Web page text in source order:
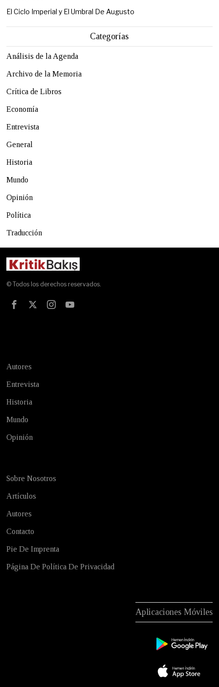
El Ciclo Imperial y El Umbral De Augusto
Categorías
Análisis de la Agenda
Archivo de la Memoria
Crítica de Libros
Economía
Entrevista
General
Historia
Mundo
Opinión
Política
Traducción
© Todos los derechos reservados.
Autores
Entrevista
Historia
Mundo
Opinión
Sobre Nosotros
Artículos
Autores
Contacto
Pie De Imprenta
Página De Política De Privacidad
Aplicaciones Móviles